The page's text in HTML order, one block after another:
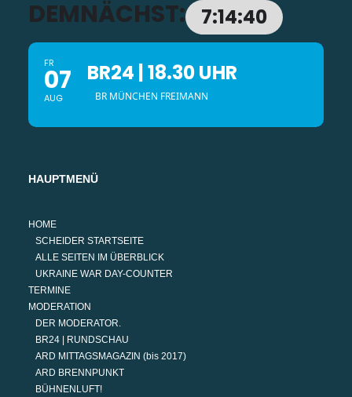
DEMNÄCHST: 7:14:39
FR
07
AUG
BR24 | 18.30 UHR
BR MÜNCHEN FREIMANN
HAUPTMENÜ
HOME
SCHEIDER STARTSEITE
ALLE SEITEN IM ÜBERBLICK
UKRAINE WAR DAY-COUNTER
TERMINE
MODERATION
DER MODERATOR.
BR24 | RUNDSCHAU
ARD MITTAGSMAGAZIN (bis 2017)
ARD BRENNPUNKT
BÜHNENLUFT!